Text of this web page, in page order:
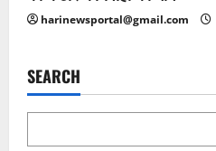
harinewsportal@gmail.com
SEARCH